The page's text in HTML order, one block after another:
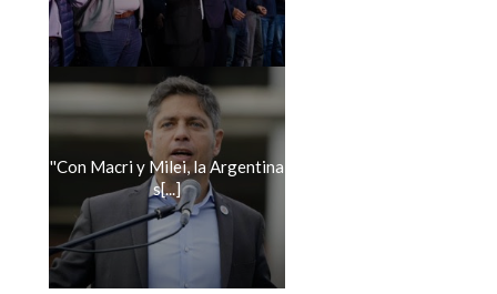
''Con Macri y Milei, la Argentina
s[...]